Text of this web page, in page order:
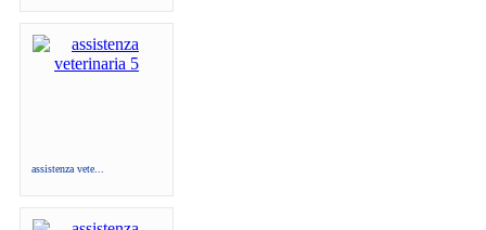
assistenza vete...